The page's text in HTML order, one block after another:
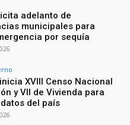
adelanto de
municipales para
por sequía
XVIII Censo Nacional
y VII de Vivienda para
del país